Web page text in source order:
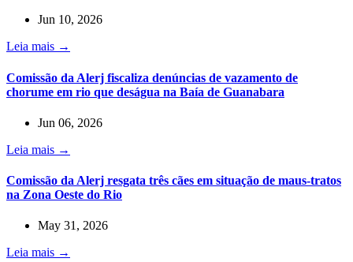
Jun 10, 2026
Leia mais →
Comissão da Alerj fiscaliza denúncias de vazamento de
chorume em rio que deságua na Baía de Guanabara
Jun 06, 2026
Leia mais →
Comissão da Alerj resgata três cães em situação de maus-tratos
na Zona Oeste do Rio
May 31, 2026
Leia mais →